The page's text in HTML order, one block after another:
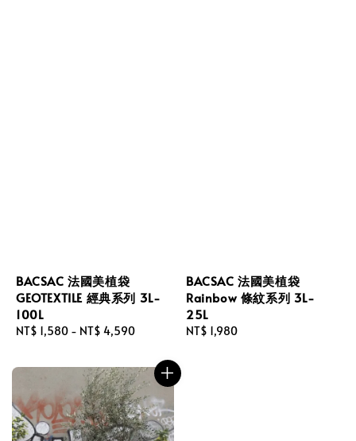
BACSAC 法國美植袋
GEOTEXTILE 經典系列 3L-
100L
Regular
NT$ 1,580 - NT$ 4,590
BACSAC 法國美植袋
Rainbow 條紋系列 3L-
25L
Regular
NT$ 1,980